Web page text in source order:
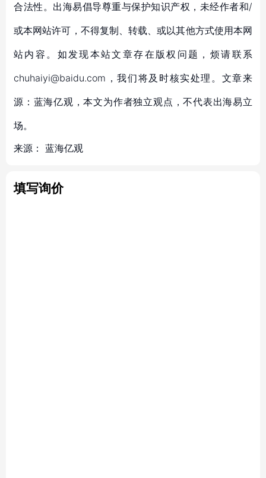
合法性。出海易倡导尊重与保护知识产权，未经作者和/
或本网站许可，不得复制、转载、或以其他方式使用本网
站内容。如发现本站文章存在版权问题，烦请联系
chuhaiyi@baidu.com，我们将及时核实处理。文章来
源：蓝海亿观，本文为作者独立观点，不代表出海易立
场。
来源： 蓝海亿观
填写询价